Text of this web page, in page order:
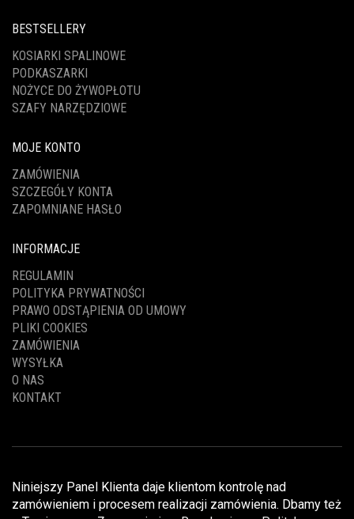
BESTSELLERY
KOSIARKI SPALINOWE
PODKASZARKI
NOŻYCE DO ŻYWOPŁOTU
SZAFY NARZĘDZIOWE
MOJE KONTO
ZAMÓWIENIA
SZCZEGÓŁY KONTA
ZAPOMNIANE HASŁO
INFORMACJE
REGULAMIN
POLITYKA PRYWATNOŚCI
PRAWO ODSTĄPIENIA OD UMOWY
PLIKI COOKIES
ZAMÓWIENIA
WYSYŁKA
O NAS
KONTAKT
Niniejszy Panel Klienta daje klientom kontrolę nad
zamówieniem i procesem realizacji zamówienia. Dbamy też